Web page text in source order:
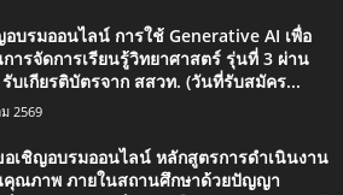
บรมออนไลน์ การใช้ Generative AI เพื่อ
ารจัดการเรียนรู้วิทยาศาสตร์ รุ่นที่ 3 ผ่าน
บเกียรติบัตรจาก สสวท. (วันที่รับสมัคร...
2569
เชิญอบรมออนไลน์ หลักสูตรการดำเนินงาน
คุณภาพ ภายในสถานศึกษาด้วยปัญญา